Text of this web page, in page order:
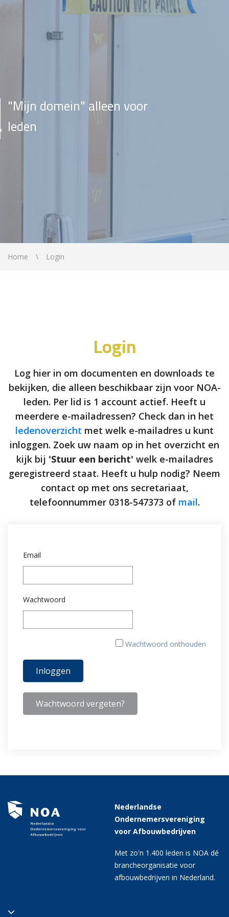
"Mijn domein" alleen voor
leden
Home Login
Login
Log hier in om documenten en downloads te
bekijken, die alleen beschikbaar zijn voor NOA-
leden. Per lid is 1 account actief. Heeft u
meerdere e-mailadressen? Check dan in het
ledenoverzicht met welk e-mailadres u kunt
inloggen. Zoek uw naam op in het overzicht en
kijk bij 'Stuur een bericht' welk e-mailadres
geregistreerd staat. Heeft u hulp nodig? Neem
contact op met ons secretariaat,
telefoonnummer 0318-547373 of mail.
Email
Wachtwoord
Wachtwoord onthouden
Wachtwoord vergeten?
Nederlandse
Ondernemersvereniging
voor Afbouwbedrijven
Met zo'n 1.400 leden is NOA dé
brancheorganisatie voor
afbouwbedrijven in Nederland.